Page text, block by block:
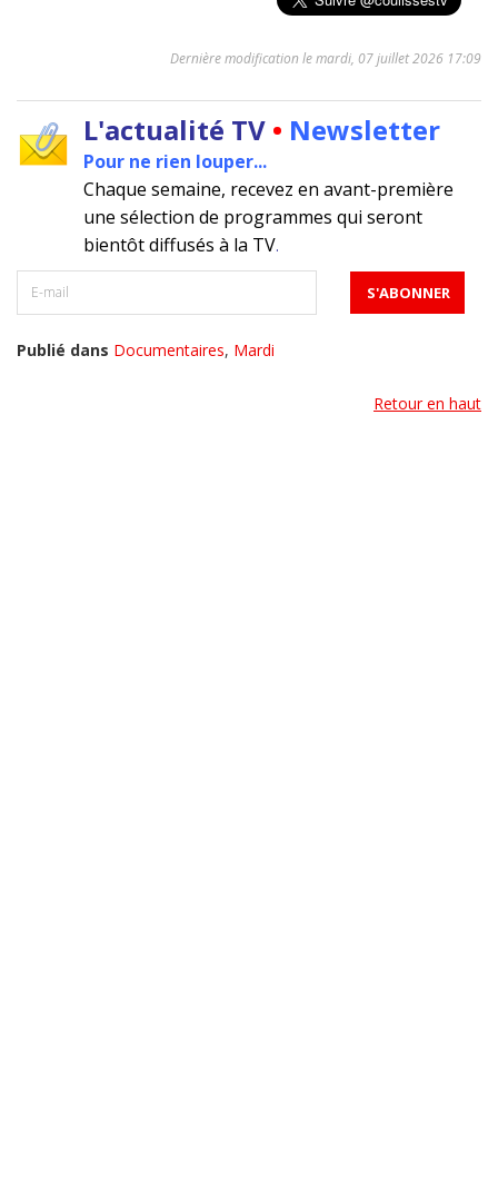
Dernière modification le mardi, 07 juillet 2026 17:09
L'actualité TV • Newsletter
Pour ne rien louper...
Chaque semaine, recevez en avant-première
une sélection de programmes qui seront
bientôt diffusés à la TV.
Publié dans Documentaires, Mardi
Retour en haut